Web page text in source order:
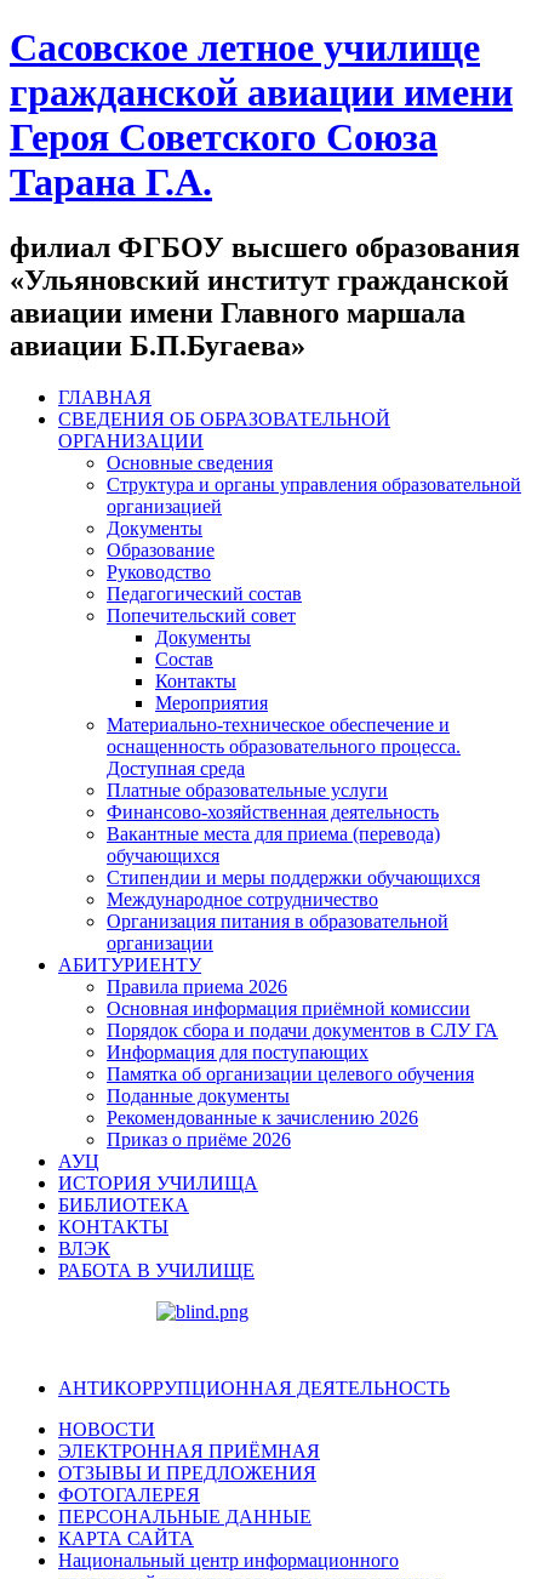
Сасовское летное училище
гражданской авиации имени
Героя Советского Союза
Тарана Г.А.
филиал ФГБОУ высшего образования
«Ульяновский институт гражданской
авиации имени Главного маршала
авиации Б.П.Бугаева»
ГЛАВНАЯ
СВЕДЕНИЯ ОБ ОБРАЗОВАТЕЛЬНОЙ
ОРГАНИЗАЦИИ
Основные сведения
Структура и органы управления образовательной
организацией
Документы
Образование
Руководство
Педагогический состав
Попечительский совет
Документы
Состав
Контакты
Мероприятия
Материально-техническое обеспечение и
оснащенность образовательного процесса.
Доступная среда
Платные образовательные услуги
Финансово-хозяйственная деятельность
Вакантные места для приема (перевода)
обучающихся
Стипендии и меры поддержки обучающихся
Международное сотрудничество
Организация питания в образовательной
организации
АБИТУРИЕНТУ
Правила приема 2026
Основная информация приёмной комиссии
Порядок сбора и подачи документов в СЛУ ГА
Информация для поступающих
Памятка об организации целевого обучения
Поданные документы
Рекомендованные к зачислению 2026
Приказ о приёме 2026
АУЦ
ИСТОРИЯ УЧИЛИЩА
БИБЛИОТЕКА
КОНТАКТЫ
ВЛЭК
РАБОТА В УЧИЛИЩЕ
АНТИКОРРУПЦИОННАЯ ДЕЯТЕЛЬНОСТЬ
НОВОСТИ
ЭЛЕКТРОННАЯ ПРИЁМНАЯ
ОТЗЫВЫ И ПРЕДЛОЖЕНИЯ
ФОТОГАЛЕРЕЯ
ПЕРСОНАЛЬНЫЕ ДАННЫЕ
КАРТА САЙТА
Национальный центр информационного